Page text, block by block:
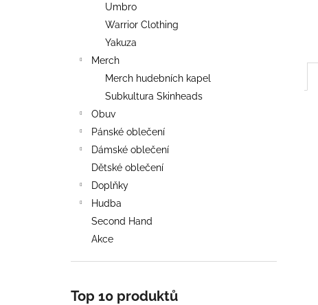
Umbro
Warrior Clothing
Yakuza
Merch
Merch hudebních kapel
Subkultura Skinheads
Obuv
Pánské oblečení
Dámské oblečení
Dětské oblečení
Doplňky
Hudba
Second Hand
Akce
Top 10 produktů